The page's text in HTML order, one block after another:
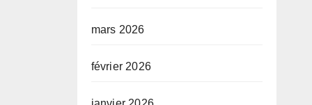
mars 2026
février 2026